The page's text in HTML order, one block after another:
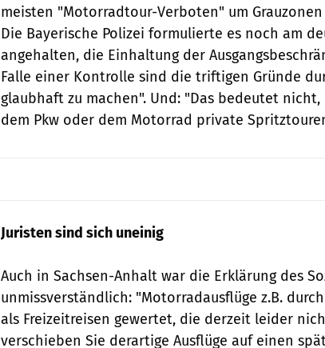
meisten "Motorradtour-Verboten" um
Die Bayerische Polizei formulierte es noch am
angehalten, die Einhaltung der
Falle einer Kontrolle sind die triftigen Gründe
glaubhaft zu machen". Und: "Das bedeutet
dem Pkw oder dem Motorrad private
Juristen sind sich uneinig
Auch in Sachsen-Anhalt war die Erklärung des
unmissverständlich: "Motorradausflüge z.B.
als Freizeitreisen gewertet, die derzeit leider
verschieben Sie derartige Ausflüge auf einen